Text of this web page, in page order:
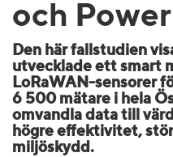
och
Den här fallstudien
utvecklade ett smart
LoRaWAN-sensorer
6 500 mätare i hela
omvandla data till
högre effektivitet,
miljöskydd.